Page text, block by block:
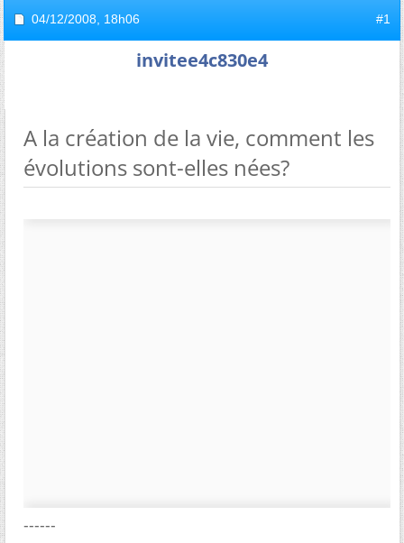
04/12/2008, 18h06 #1
invitee4c830e4
A la création de la vie, comment les
évolutions sont-elles nées?
------